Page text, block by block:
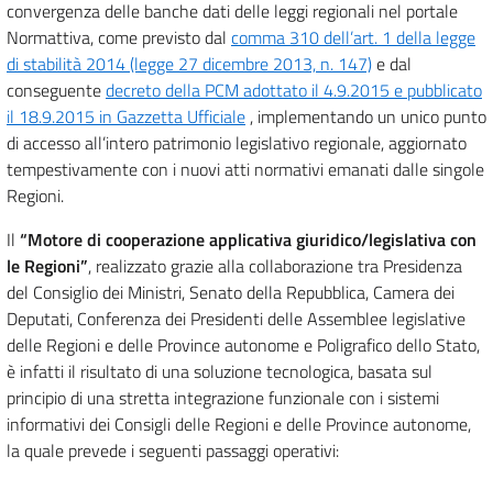
convergenza delle banche dati delle leggi regionali nel portale
Normattiva, come previsto dal comma 310 dell’art. 1 della legge
di stabilità 2014 (legge 27 dicembre 2013, n. 147)e dal
conseguentedecreto della PCM adottato il 4.9.2015 e pubblicato
il 18.9.2015 in Gazzetta Ufficiale , implementando un unico punto
di accesso all’intero patrimonio legislativo regionale, aggiornato
tempestivamente con i nuovi atti normativi emanati dalle singole
Regioni.
Il “Motore di cooperazione applicativa giuridico/legislativa con
le Regioni”, realizzato grazie alla collaborazione tra Presidenza
del Consiglio dei Ministri, Senato della Repubblica, Camera dei
Deputati, Conferenza dei Presidenti delle Assemblee legislative
delle Regioni e delle Province autonome e Poligrafico dello Stato,
è infatti il risultato di una soluzione tecnologica, basata sul
principio di una stretta integrazione funzionale con i sistemi
informativi dei Consigli delle Regioni e delle Province autonome,
la quale prevede i seguenti passaggi operativi: